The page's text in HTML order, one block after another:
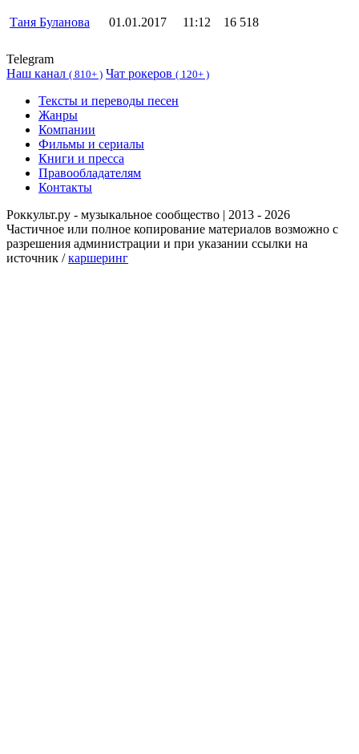
Таня Буланова 01.01.2017 11:12 16 518
Telegram
Наш канал ( 810+ ) Чат рокеров ( 120+ )
Тексты и переводы песен
Жанры
Компании
Фильмы и сериалы
Книги и пресса
Правообладателям
Контакты
Роккульт.ру - музыкальное сообщество | 2013 - 2026
Частичное или полное копирование материалов возможно с
разрешения администрации и при указании ссылки на
источник /каршеринг